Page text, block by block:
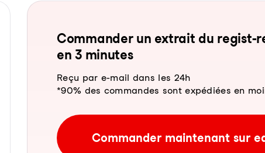
Com­man­der un ex­trait du re­gist-
en 3 mi­nu­tes
Reçu par e-mail dans les 24h
*90% des commandes sont expédiées en
Commander maintenant sur